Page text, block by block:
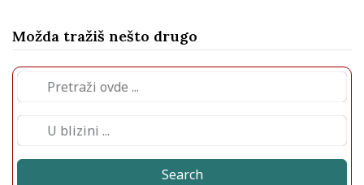
Možda tražiš nešto drugo
Search